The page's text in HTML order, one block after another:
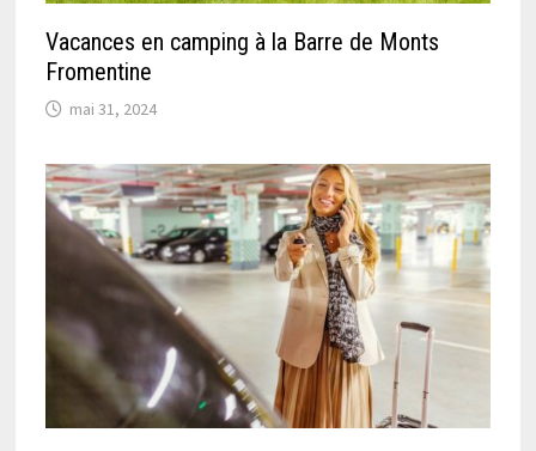
Vacances en camping à la Barre de Monts
Fromentine
mai 31, 2024